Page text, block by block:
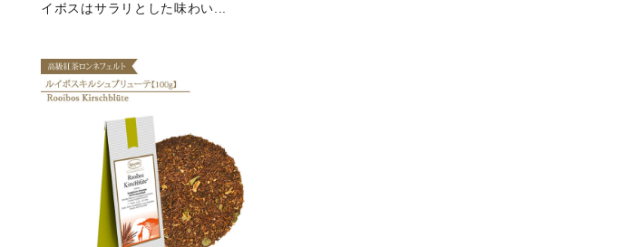
イボスはサラリとした味わい...